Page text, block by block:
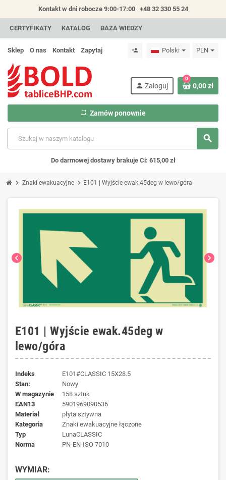
Kontakt w dni robocze 9:00-17:00 +48 32 330 55 24
CERTYFIKATY KATALOG BAZA WIEDZY
Sklep O nas Kontakt Zapytaj person_add Polski PLN
search
person Zaloguj
repeat Zamów ponownie
0
0,00 zł
Do darmowej dostawy brakuje Ci: 615,00 zł
chevron_right Znaki ewakuacyjne chevron_right E101 | Wyjście ewak.45deg w lewo/góra
chevron_left chevron_right
E101 | Wyjście ewak.45deg w
lewo/góra
Indeks
E101#CLASSIC 15X28.5
Stan:
Nowy
W magazynie
158 sztuk
EAN13
5901969090536
materiał
płyta sztywna
kategoria
Znaki ewakuacyjne łączone
typ
LunaCLASSIC
norma
PN-EN-ISO 7010
WYMIAR: